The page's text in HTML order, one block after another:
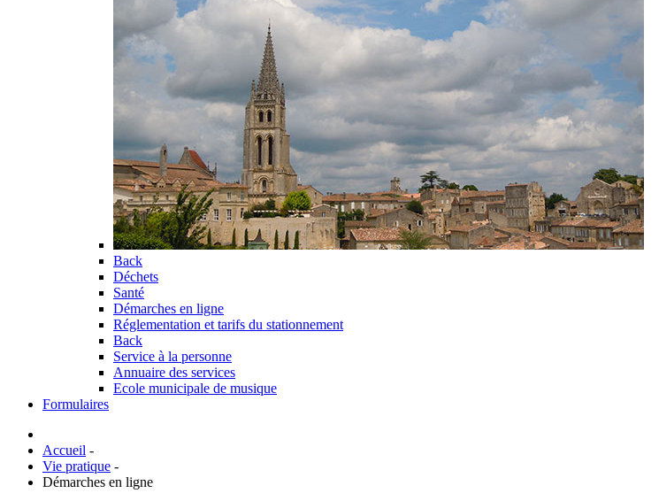
Back
Déchets
Santé
Démarches en ligne
Réglementation et tarifs du stationnement
Back
Service à la personne
Annuaire des services
Ecole municipale de musique
Formulaires
Accueil -
Vie pratique -
Démarches en ligne